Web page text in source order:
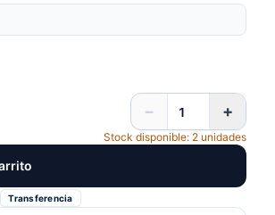
− +
Stock disponible: 2 unidades
Transferencia